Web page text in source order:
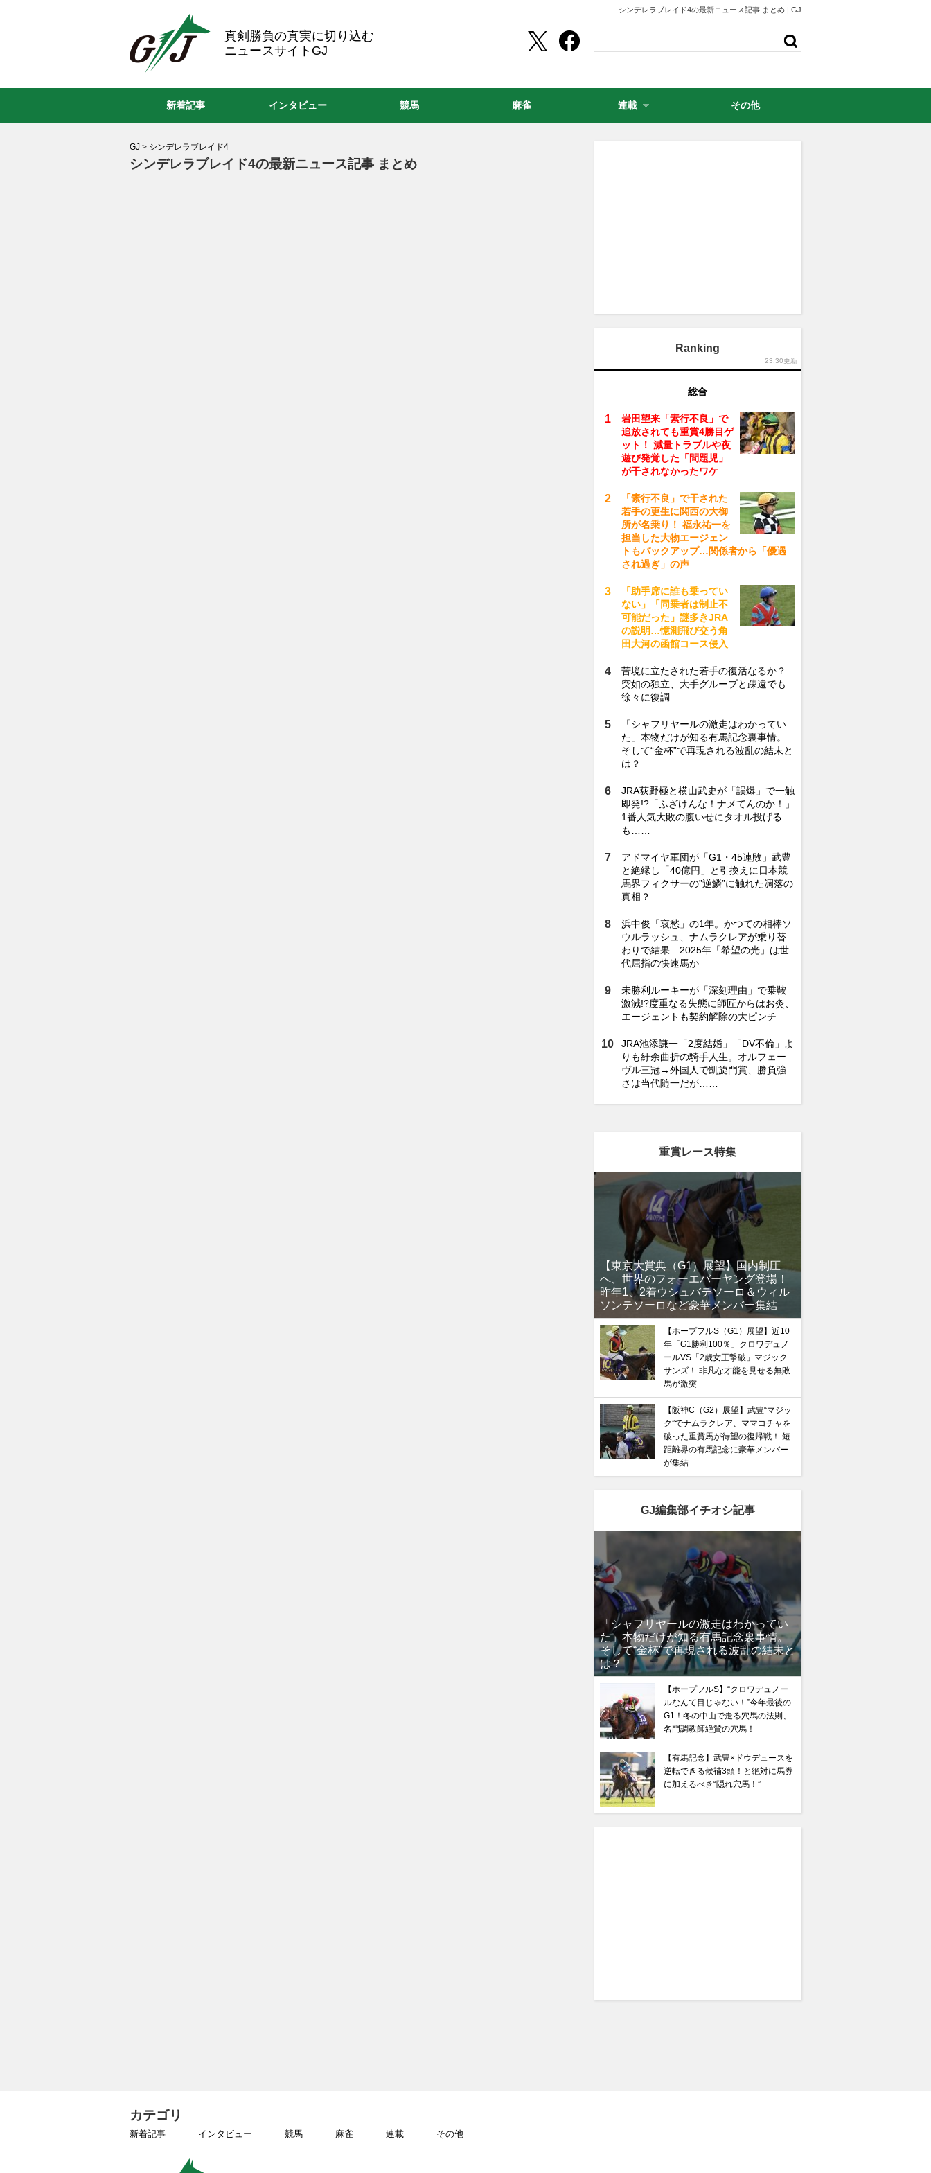
シンデレラブレイド4の最新ニュース記事 まとめ | GJ
真剣勝負の真実に切り込む
ニュースサイトGJ
GJ > シンデレラブレイド4
シンデレラブレイド4の最新ニュース記事 まとめ
Ranking
23:30更新
総合
岩田望来「素行不良」で
追放されても重賞4勝目ゲ
ット！ 減量トラブルや夜
遊び発覚した「問題児」
が干されなかったワケ
「素行不良」で干された
若手の更生に関西の大御
所が名乗り！ 福永祐一を
担当した大物エージェン
トもバックアップ…関係者から「優遇
され過ぎ」の声
「助手席に誰も乗ってい
ない」「同乗者は制止不
可能だった」謎多きJRA
の説明…憶測飛び交う角
田大河の函館コース侵入
苦境に立たされた若手の復活なるか？
突如の独立、大手グループと疎遠でも
徐々に復調
「シャフリヤールの激走はわかってい
た」本物だけが知る有馬記念裏事情。
そして“金杯”で再現される波乱の結末と
は？
JRA荻野極と横山武史が「誤爆」で一触
即発!?「ふざけんな！ナメてんのか！」
1番人気大敗の腹いせにタオル投げる
も……
アドマイヤ軍団が「G1・45連敗」武豊
と絶縁し「40億円」と引換えに日本競
馬界フィクサーの”逆鱗”に触れた凋落の
真相？
浜中俊「哀愁」の1年。かつての相棒ソ
ウルラッシュ、ナムラクレアが乗り替
わりで結果…2025年「希望の光」は世
代屈指の快速馬か
未勝利ルーキーが「深刻理由」で乗鞍
激減!?度重なる失態に師匠からはお灸、
エージェントも契約解除の大ピンチ
JRA池添謙一「2度結婚」「DV不倫」よ
りも紆余曲折の騎手人生。オルフェー
ヴル三冠→外国人で凱旋門賞、勝負強
さは当代随一だが……
重賞レース特集
【東京大賞典（G1）展望】国内制圧
へ、世界のフォーエバーヤング登場！
昨年1、2着ウシュバテソーロ＆ウィル
ソンテソーロなど豪華メンバー集結
【ホープフルS（G1）展望】近10
年「G1勝利100％」クロワデュノ
ールVS「2歳女王撃破」マジック
サンズ！ 非凡な才能を見せる無敗
馬が激突
【阪神C（G2）展望】武豊“マジッ
ク”でナムラクレア、ママコチャを
破った重賞馬が待望の復帰戦！ 短
距離界の有馬記念に豪華メンバー
が集結
GJ編集部イチオシ記事
「シャフリヤールの激走はわかってい
た」本物だけが知る有馬記念裏事情。
そして“金杯”で再現される波乱の結末と
は？
【ホープフルS】“クロワデュノー
ルなんて目じゃない！”今年最後の
G1！冬の中山で走る穴馬の法則、
名門調教師絶賛の穴馬！
【有馬記念】武豊×ドウデュースを
逆転できる候補3頭！と絶対に馬券
に加えるべき“隠れ穴馬！”
カテゴリ
新着記事 インタビュー 競馬 麻雀 連載 その他
新着記事 インタビュー 競馬 麻雀 連載 その他